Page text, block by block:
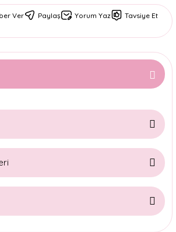
Ver Paylaş Yorum Yaz
Tavsiye Et